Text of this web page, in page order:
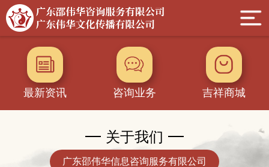
最新资讯 咨询业务 吉祥商城
关于我们
广东邵伟华信息咨询服务有限公司